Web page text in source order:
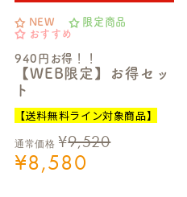
NEW
限定商品
おすすめ
940円お得！！
【WEB限定】お得セッ
ト
【送料無料ライン対象商品】
通常価格 ¥9,520
¥8,580